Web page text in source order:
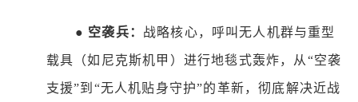
● 空袭兵： 战略核心，呼叫无人机群与重型
载具（如尼克斯机甲）进行地毯式轰炸，从 “空袭
支援”到“无人机贴身守护”的革新，彻底解决近战